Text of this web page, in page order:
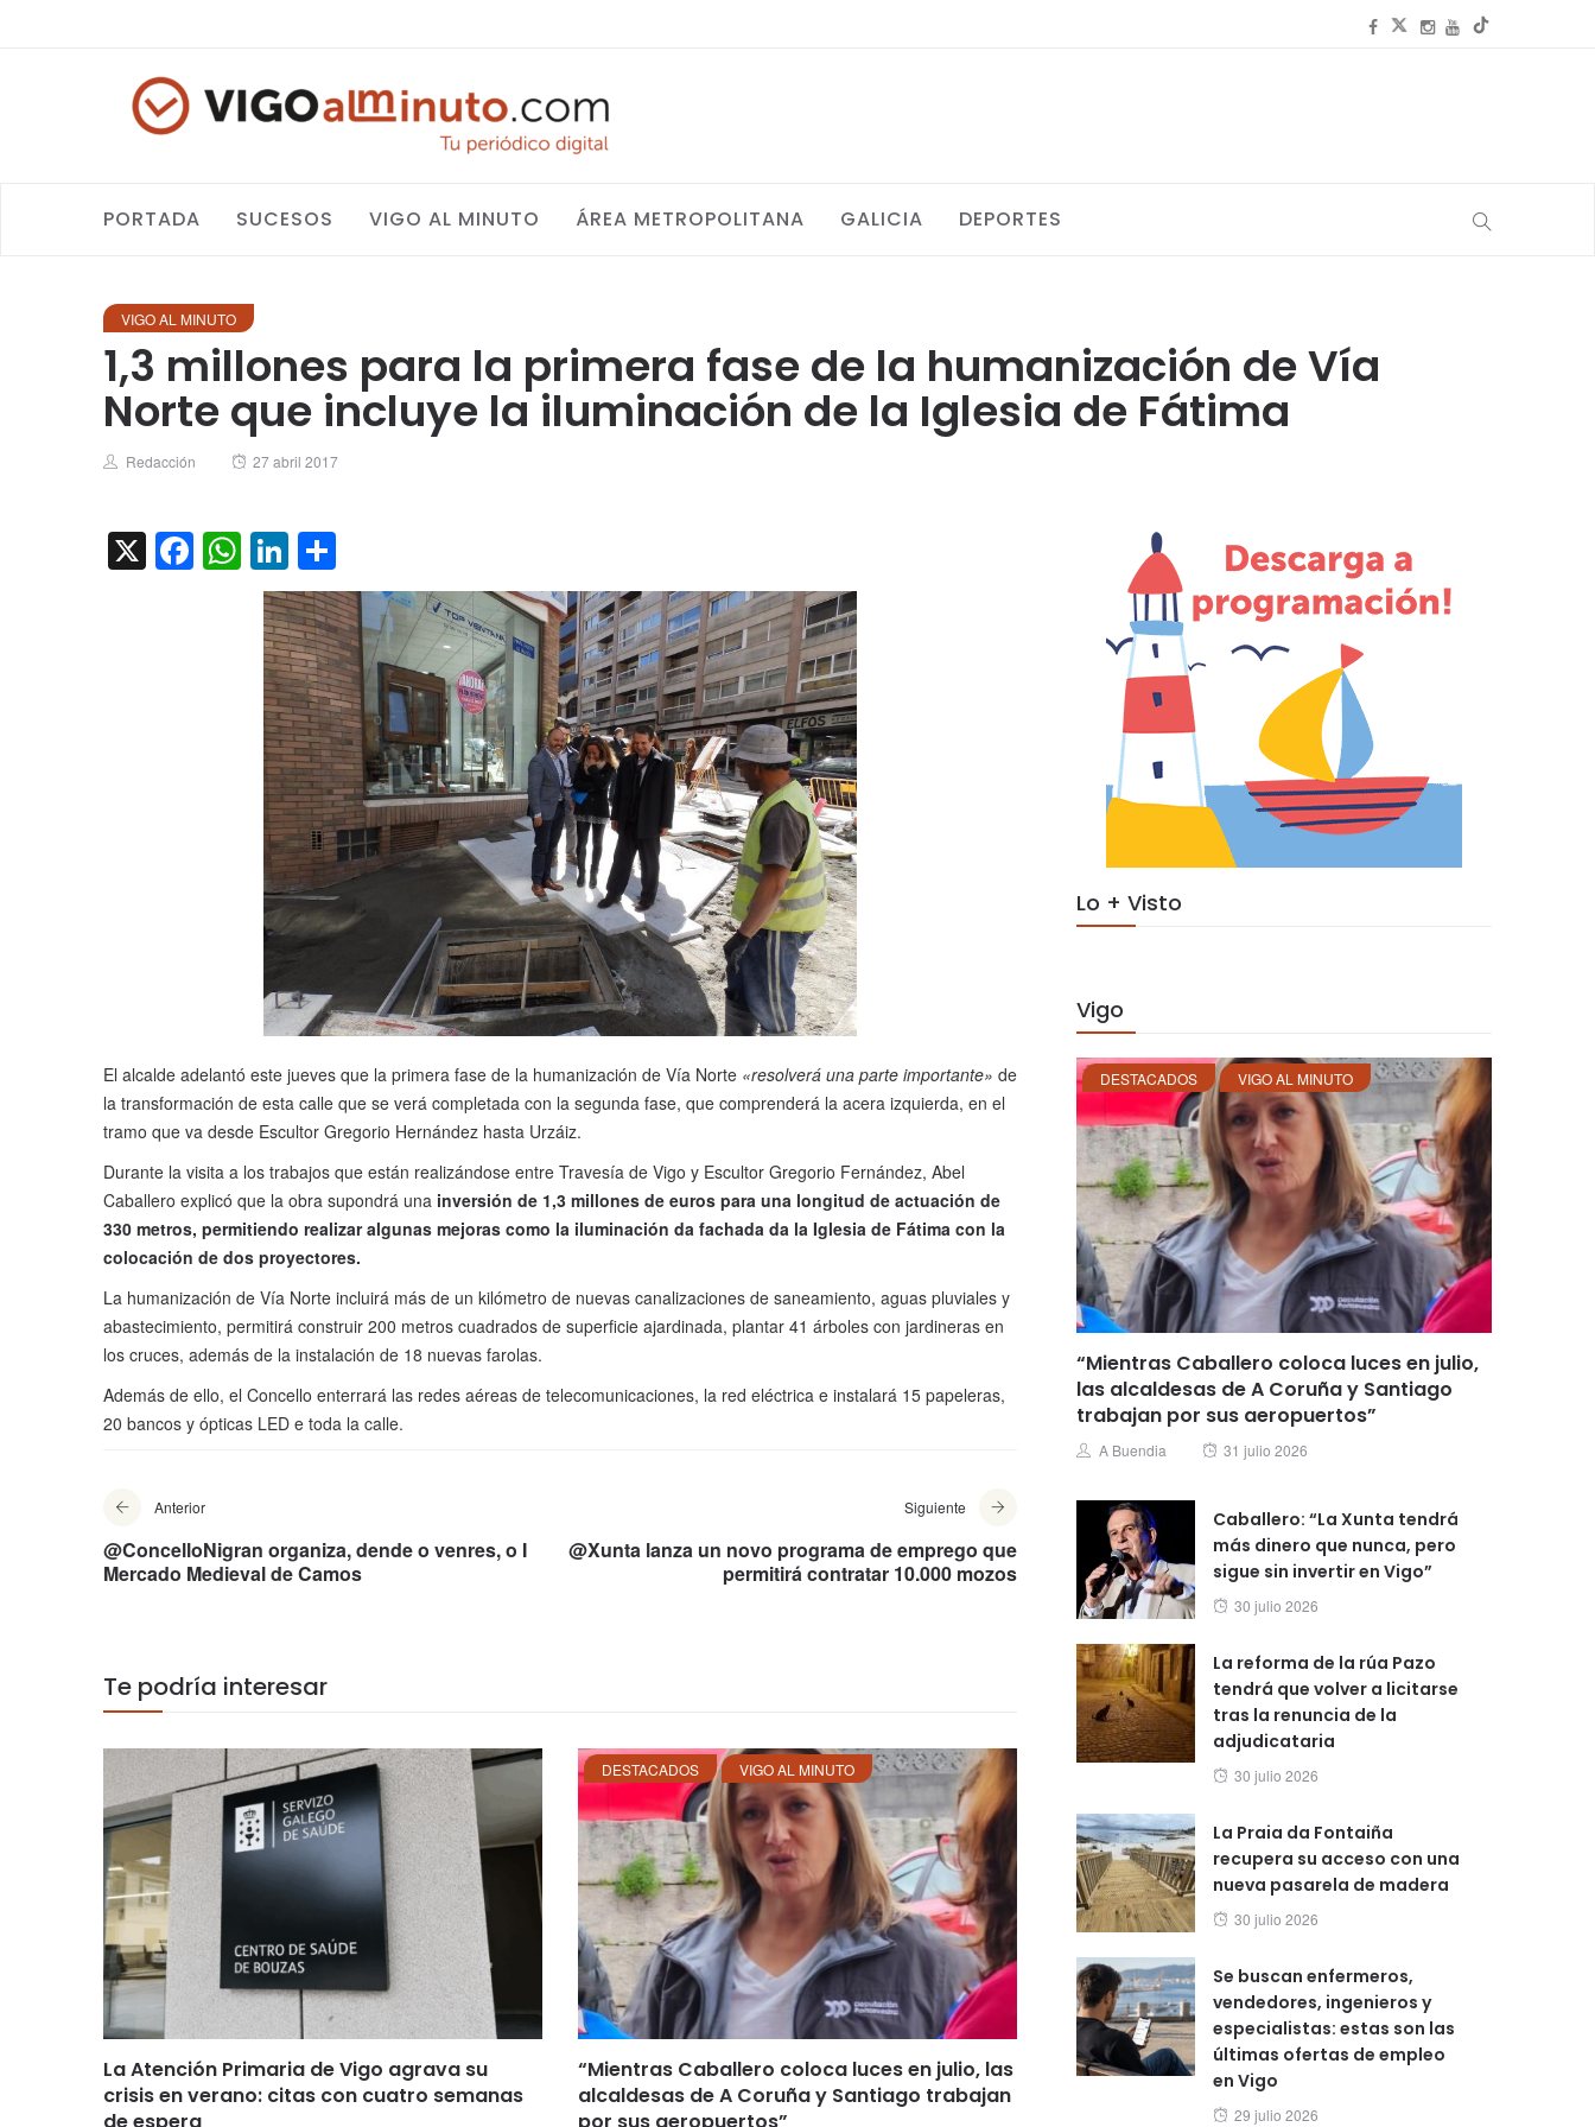
PORTADA SUCESOS VIGO AL MINUTO ÁREA METROPOLITANA GALICIA DEPORTES
VIGO AL MINUTO
1,3 millones para la primera fase de la humanización de Vía
Norte que incluye la iluminación de la Iglesia de Fátima
Author
Redacción
Posted
27 abril 2017
X Facebook
WhatsApp
LinkedIn
El alcalde adelantó este jueves que la primera fase de la humanización de Vía Norte «resolverá una parte importante» de
la transformación de esta calle que se verá completada con la segunda fase, que comprenderá la acera izquierda, en el
tramo que va desde Escultor Gregorio Hernández hasta Urzáiz.
Durante la visita a los trabajos que están realizándose entre Travesía de Vigo y Escultor Gregorio Fernández, Abel
Caballero explicó que la obra supondrá una inversión de 1,3 millones de euros para una longitud de actuación de
330 metros, permitiendo realizar algunas mejoras como la iluminación da fachada da la Iglesia de Fátima con la
colocación de dos proyectores.
La humanización de Vía Norte incluirá más de un kilómetro de nuevas canalizaciones de saneamiento, aguas pluviales y
abastecimiento, permitirá construir 200 metros cuadrados de superficie ajardinada, plantar 41 árboles con jardineras en
los cruces, además de la instalación de 18 nuevas farolas.
Además de ello, el Concello enterrará las redes aéreas de telecomunicaciones, la red eléctrica e instalará 15 papeleras,
20 bancos y ópticas LED e toda la calle.
Anterior
@ConcelloNigran organiza, dende o venres, o I
Mercado Medieval de Camos
Siguiente
@Xunta lanza un novo programa de emprego que
permitirá contratar 10.000 mozos
Te podría interesar
La Atención Primaria de Vigo agrava su
crisis en verano: citas con cuatro semanas
DESTACADOS VIGO AL MINUTO
“Mientras Caballero coloca luces en julio, las
alcaldesas de A Coruña y Santiago trabajan
Lo + Visto
Vigo
DESTACADOS VIGO AL MINUTO
“Mientras Caballero coloca luces en julio,
las alcaldesas de A Coruña y Santiago
trabajan por sus aeropuertos”
Author
A Buendia
Posted
31 julio 2026
Caballero: “La Xunta tendrá
más dinero que nunca, pero
sigue sin invertir en Vigo”
Posted
30 julio 2026
La reforma de la rúa Pazo
tendrá que volver a licitarse
tras la renuncia de la
adjudicataria
Posted
30 julio 2026
La Praia da Fontaiña
recupera su acceso con una
nueva pasarela de madera
Posted
30 julio 2026
Se buscan enfermeros,
vendedores, ingenieros y
especialistas: estas son las
últimas ofertas de empleo
en Vigo
Posted
29 julio 2026